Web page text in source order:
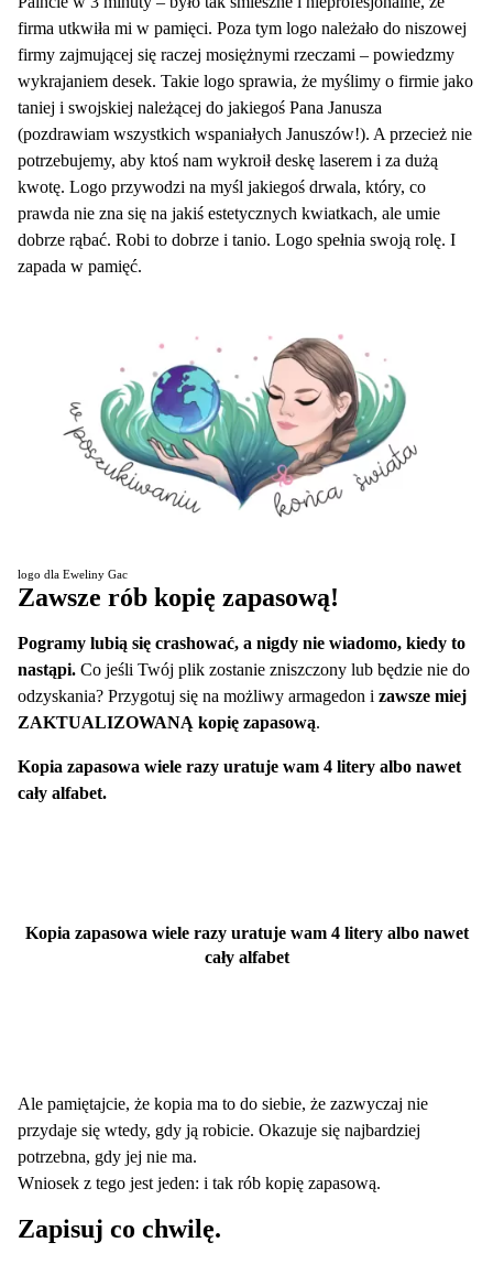
firma utkwiła mi w pamięci. Poza tym logo należało do niszowej
firmy zajmującej się raczej mosiężnymi rzeczami – powiedzmy
wykrajaniem desek. Takie logo sprawia, że myślimy o firmie jako
taniej i swojskiej należącej do jakiegoś Pana Janusza
(pozdrawiam wszystkich wspaniałych Januszów!). A przecież nie
potrzebujemy, aby ktoś nam wykroił deskę laserem i za dużą
kwotę. Logo przywodzi na myśl jakiegoś drwala, który, co
prawda nie zna się na jakiś estetycznych kwiatkach, ale umie
dobrze rąbać. Robi to dobrze i tanio. Logo spełnia swoją rolę. I
zapada w pamięć.
logo dla Eweliny Gac
Zawsze rób kopię zapasową!
Pogramy lubią się crashować, a nigdy nie wiadomo, kiedy to
nastąpi. Co jeśli Twój plik zostanie zniszczony lub będzie nie do
odzyskania? Przygotuj się na możliwy armagedon i zawsze miej
ZAKTUALIZOWANĄ kopię zapasową.
Kopia zapasowa wiele razy uratuje wam 4 litery albo nawet
cały alfabet.
Kopia zapasowa wiele razy uratuje wam 4 litery albo nawet
cały alfabet
Ale pamiętajcie, że kopia ma to do siebie, że zazwyczaj nie
przydaje się wtedy, gdy ją robicie. Okazuje się najbardziej
potrzebna, gdy jej nie ma.
Wniosek z tego jest jeden: i tak rób kopię zapasową.
Zapisuj co chwilę.